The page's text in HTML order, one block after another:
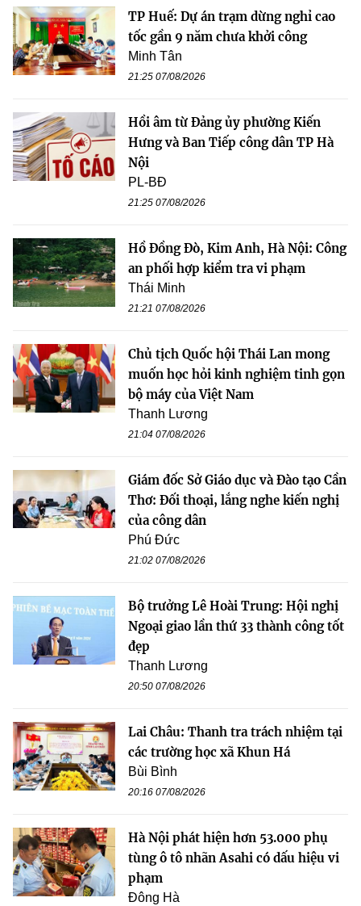
TP Huế: Dự án trạm dừng nghỉ cao
tốc gần 9 năm chưa khởi công
Minh Tân
21:25 07/08/2026
Hồi âm từ Đảng ủy phường Kiến
Hưng và Ban Tiếp công dân TP Hà
Nội
PL-BĐ
21:25 07/08/2026
Hồ Đồng Đò, Kim Anh, Hà Nội: Công
an phối hợp kiểm tra vi phạm
Thái Minh
21:21 07/08/2026
Chủ tịch Quốc hội Thái Lan mong
muốn học hỏi kinh nghiệm tinh gọn
bộ máy của Việt Nam
Thanh Lương
21:04 07/08/2026
Giám đốc Sở Giáo dục và Đào tạo Cần
Thơ: Đối thoại, lắng nghe kiến nghị
của công dân
Phú Đức
21:02 07/08/2026
Bộ trưởng Lê Hoài Trung: Hội nghị
Ngoại giao lần thứ 33 thành công tốt
đẹp
Thanh Lương
20:50 07/08/2026
Lai Châu: Thanh tra trách nhiệm tại
các trường học xã Khun Há
Bùi Bình
20:16 07/08/2026
Hà Nội phát hiện hơn 53.000 phụ
tùng ô tô nhãn Asahi có dấu hiệu vi
phạm
Đông Hà